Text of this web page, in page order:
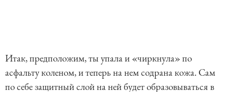
Итак, предположим, ты упала и «чиркнула» по
асфальту коленом, и теперь на нем содрана кожа. Сам
по себе защитный слой на ней будет образовываться в